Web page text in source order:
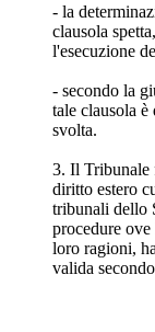
- la
clausola
l'esecuzione
- secondo la
tale clausola
svolta.
3. Il Tribunale
diritto estero
tribunali dello
procedure
loro ragioni,
valida